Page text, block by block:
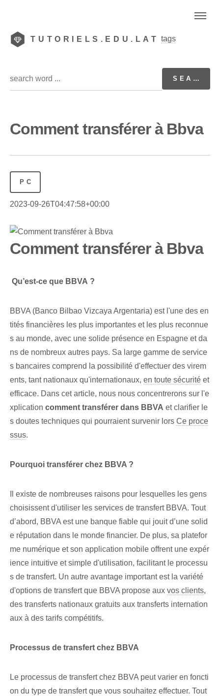
TUTORIELS.EDU.LAT tags
Comment transférer à Bbva
PC
2023-09-26T04:47:58+00:00
Comment transférer à Bbva
Qu’est-ce que ‌BBVA ?
BBVA (Banco Bilbao Vizcaya ⁤Argentaria) est l'une des en
tités financières les plus importantes et les plus reconnue
s au monde, avec une solide présence en Espagne et da
ns de nombreux autres pays. Sa large gamme de service
s bancaires comprend la possibilité d'effectuer des virem
ents, tant nationaux qu'internationaux, en toute sécurité et
efficace.⁤ Dans cet article, nous nous concentrerons sur⁤ l'e
xplication comment transférer dans BBVA ⁤et clarifier le
s doutes techniques⁢ qui pourraient survenir lors Ce proce
ssus.
Pourquoi transférer chez BBVA ?
Il existe de nombreuses raisons pour lesquelles les gens
choisissent d'utiliser les services de transfert BBVA. Tout
d’abord, BBVA est une banque fiable qui jouit d’une solid
e réputation dans le monde financier. De plus, sa platefor
me numérique et son application mobile offrent une expér
ience intuitive et simple d'utilisation, facilitant le processu
s de transfert. Un autre avantage important est la variété
d'options de transfert que BBVA propose aux vos clients,
des transferts nationaux gratuits aux transferts internation
aux à des tarifs compétitifs.
Processus de transfert chez BBVA
Le processus de transfert chez BBVA peut varier en foncti
on du type de transfert que vous souhaitez effectuer. Tout